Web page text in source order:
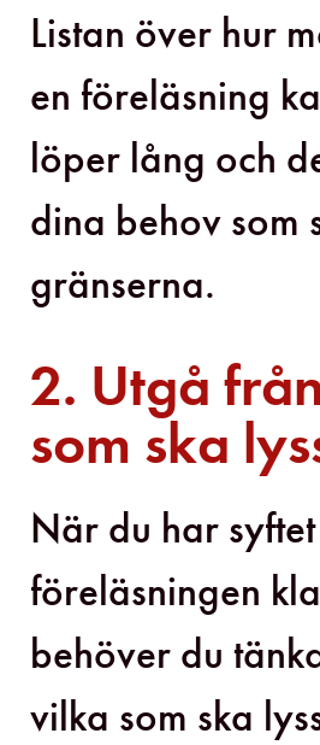
Listan över hur
en föreläsning
löper lång och
dina behov som
gränserna.
2. Utgå
som ska
När du har
föreläsningen
behöver du
vilka som ska